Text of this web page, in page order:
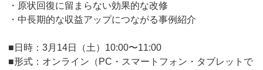
・原状回復に留まらない効果的な改修
・中長期的な収益アップにつながる事例紹介
■日時：3月14日（土）10:00〜11:00
■形式：オンライン（PC・スマートフォン・タブレットで